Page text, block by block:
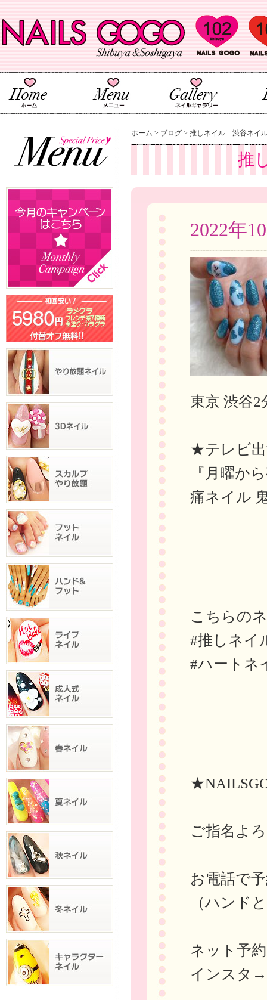
ホーム > ブログ > 推しネイル 渋谷ネイ
推
2022年
東京 渋谷
★テレビ
『月曜か
痛ネイル
こちらの
#推しネイ
#ハートネ
ご指名よ
お電話で
（ハンド
ネット予
インスタ